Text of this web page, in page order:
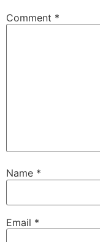
Comment *
Name *
Email *